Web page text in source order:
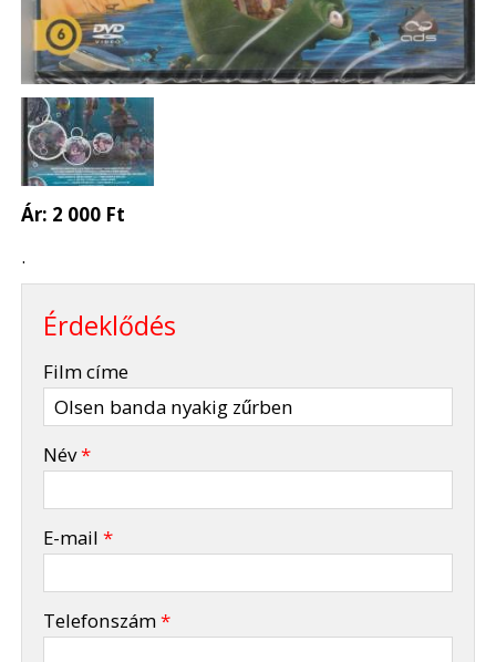
Ár: 2 000 Ft
.
Érdeklődés
Film címe
Név*
E-mail*
Telefonszám*